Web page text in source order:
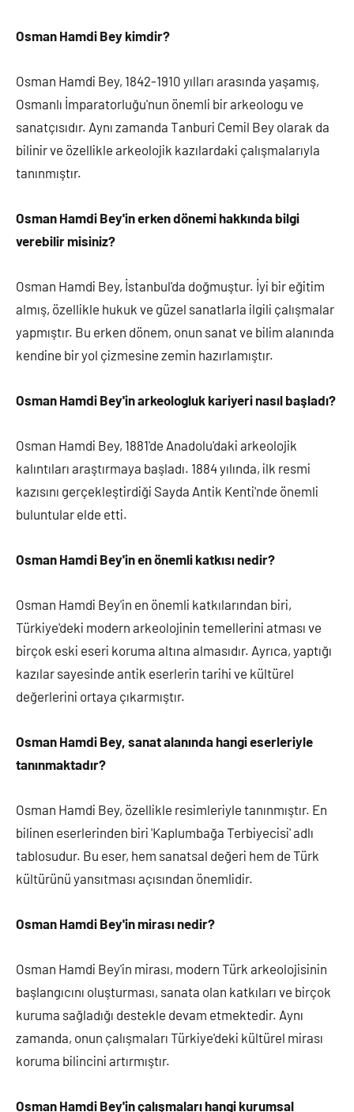
Osman Hamdi Bey kimdir?
Osman Hamdi Bey, 1842-1910 yılları arasında yaşamış,
Osmanlı İmparatorluğu'nun önemli bir arkeologu ve
sanatçısıdır. Aynı zamanda Tanburi Cemil Bey olarak da
bilinir ve özellikle arkeolojik kazılardaki çalışmalarıyla
tanınmıştır.
Osman Hamdi Bey'in erken dönemi hakkında bilgi
verebilir misiniz?
Osman Hamdi Bey, İstanbul'da doğmuştur. İyi bir eğitim
almış, özellikle hukuk ve güzel sanatlarla ilgili çalışmalar
yapmıştır. Bu erken dönem, onun sanat ve bilim alanında
kendine bir yol çizmesine zemin hazırlamıştır.
Osman Hamdi Bey'in arkeologluk kariyeri nasıl başladı?
Osman Hamdi Bey, 1881'de Anadolu'daki arkeolojik
kalıntıları araştırmaya başladı. 1884 yılında, ilk resmi
kazısını gerçekleştirdiği Sayda Antik Kenti'nde önemli
buluntular elde etti.
Osman Hamdi Bey'in en önemli katkısı nedir?
Osman Hamdi Bey'in en önemli katkılarından biri,
Türkiye'deki modern arkeolojinin temellerini atması ve
birçok eski eseri koruma altına almasıdır. Ayrıca, yaptığı
kazılar sayesinde antik eserlerin tarihi ve kültürel
değerlerini ortaya çıkarmıştır.
Osman Hamdi Bey, sanat alanında hangi eserleriyle
tanınmaktadır?
Osman Hamdi Bey, özellikle resimleriyle tanınmıştır. En
bilinen eserlerinden biri 'Kaplumbağa Terbiyecisi' adlı
tablosudur. Bu eser, hem sanatsal değeri hem de Türk
kültürünü yansıtması açısından önemlidir.
Osman Hamdi Bey'in mirası nedir?
Osman Hamdi Bey'in mirası, modern Türk arkeolojisinin
başlangıcını oluşturması, sanata olan katkıları ve birçok
kuruma sağladığı destekle devam etmektedir. Aynı
zamanda, onun çalışmaları Türkiye'deki kültürel mirası
koruma bilincini artırmıştır.
Osman Hamdi Bey'in çalışmaları hangi kurumsal